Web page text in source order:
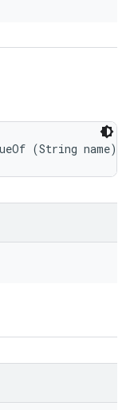
(String name)